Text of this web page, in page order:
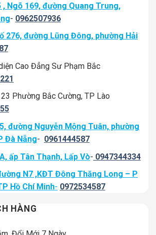
, Ngõ 169, đường Quang Trung,
- 0962507936
276, đường Lũng Đông, phường Hải
Cao Đẳng Sư Phạm Bắc
Phường Bắc Cường, TP Lào
đường Nguyễn Mộng Tuân, phường
Đà Nẵng- 0961444587
ấp Tân Thạnh, Lấp Vò- 0947344334
N7 ,KĐT Đông Thăng Long – P
Hồ Chí Minh- 0972534587
HÀNG